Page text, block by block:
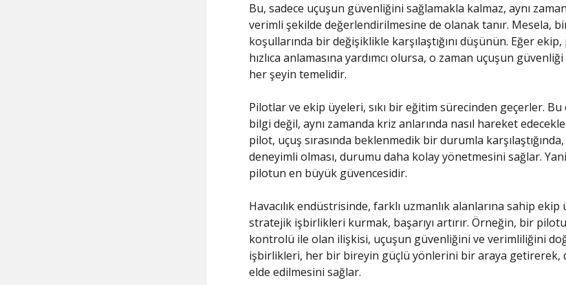
Bu, sadece uçuşun güvenliğini sağlamakla kalmaz, aynı
verimli şekilde değerlendirilmesine de olanak tanır. Mesela,
koşullarında bir değişiklikle karşılaştığını düşünün. Eğer
hızlıca anlamasına yardımcı olursa, o zaman uçuşun
her şeyin temelidir.
Pilotlar ve ekip üyeleri, sıkı bir eğitim sürecinden geçerler.
bilgi değil, aynı zamanda kriz anlarında nasıl hareket
pilot, uçuş sırasında beklenmedik bir durumla
deneyimli olması, durumu daha kolay yönetmesini sağlar.
pilotun en büyük güvencesidir.
Havacılık endüstrisinde, farklı uzmanlık alanlarına sahip ekip
stratejik işbirlikleri kurmak, başarıyı artırır. Örneğin, bir
kontrolü ile olan ilişkisi, uçuşun güvenliğini ve verimliliğini
işbirlikleri, her bir bireyin güçlü yönlerini bir araya getirerek,
elde edilmesini sağlar.